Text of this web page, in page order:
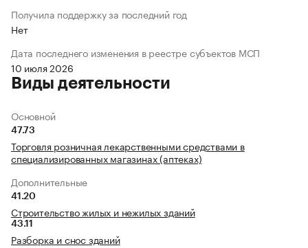
Получила поддержку за последний год
Нет
Дата последнего изменения в реестре субъектов МСП
10 июля 2026
Виды деятельности
Основной
47.73
Торговля розничная лекарственными средствами в
специализированных магазинах (аптеках)
Дополнительные
41.20
Строительство жилых и нежилых зданий
43.11
Разборка и снос зданий